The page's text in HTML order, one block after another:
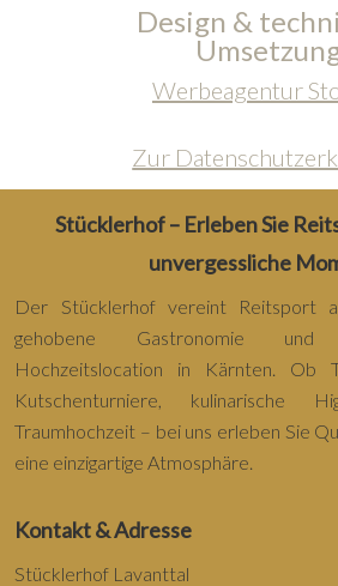
Design &
Werbeagentur
Zur
Stücklerhof – Erleben Sie
unvergessliche
Der Stücklerhof vereint Reitsport
gehobene Gastronomie
Hochzeitslocation in Kärnten. Ob
Kutschenturniere, kulinarische
Traumhochzeit – bei uns erleben Sie
eine einzigartige Atmosphäre.
Kontakt & Adresse
Stücklerhof Lavanttal